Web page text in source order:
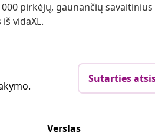
pirkėjų, gaunančių
vidaXL.
Sutarties
Verslas